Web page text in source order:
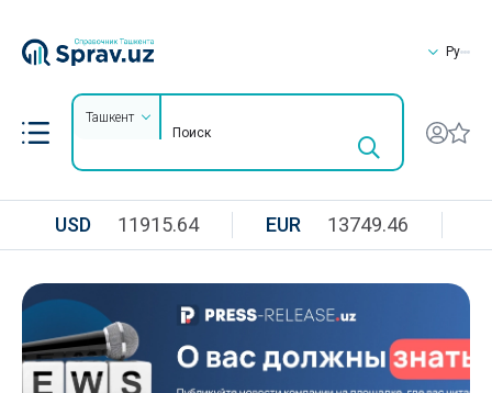
Ру
Ташкент
USD 11915.64 EUR 13749.46